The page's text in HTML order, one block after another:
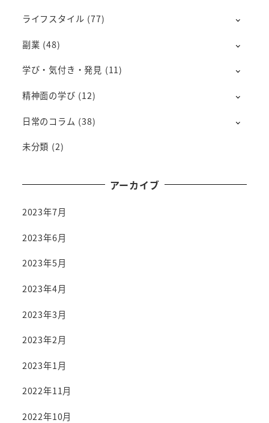
ライフスタイル (77)
副業 (48)
学び・気付き・発見 (11)
精神面の学び (12)
日常のコラム (38)
未分類 (2)
アーカイブ
2023年7月
2023年6月
2023年5月
2023年4月
2023年3月
2023年2月
2023年1月
2022年11月
2022年10月